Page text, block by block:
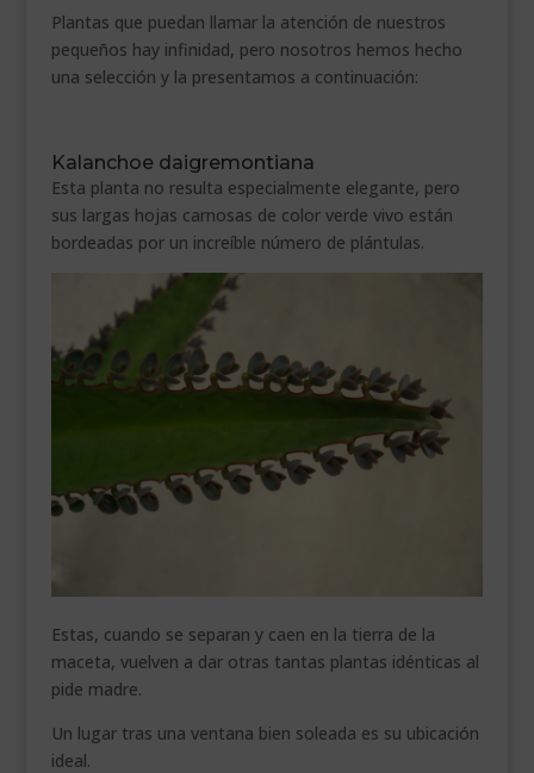
Plantas que puedan llamar la atención de nuestros
pequeños hay infinidad, pero nosotros hemos hecho
una selección y la presentamos a continuación:
Kalanchoe daigremontiana
Esta planta no resulta especialmente elegante, pero
sus largas hojas carnosas de color verde vivo están
bordeadas por un increíble número de plántulas.
Estas, cuando se separan y caen en la tierra de la
maceta, vuelven a dar otras tantas plantas idénticas al
pide madre.
Un lugar tras una ventana bien soleada es su ubicación
ideal.